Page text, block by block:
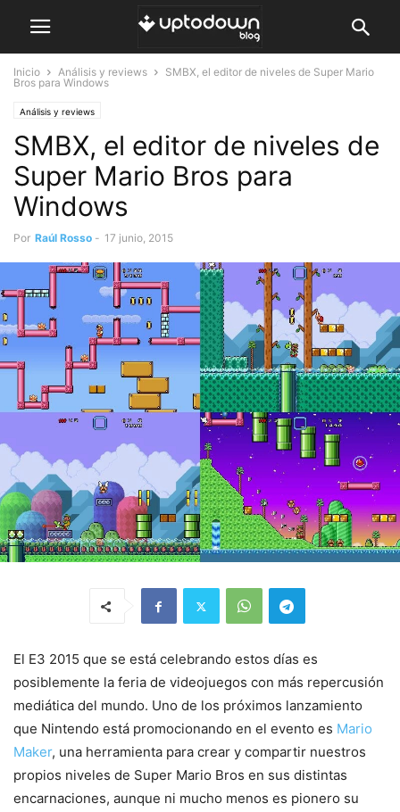
Inicio Análisis y reviews
SMBX, el editor de niveles de Super Mario
Bros para Windows
Análisis y reviews
SMBX, el editor de niveles de
Super Mario Bros para
Windows
Por Raúl Rosso - 17 junio, 2015
El E3 2015 que se está celebrando estos días es
posiblemente la feria de videojuegos con más repercusión
mediática del mundo. Uno de los próximos lanzamiento
que Nintendo está promocionando en el evento es Mario
Maker, una herramienta para crear y compartir nuestros
propios niveles de Super Mario Bros en sus distintas
encarnaciones, aunque ni mucho menos es pionero su